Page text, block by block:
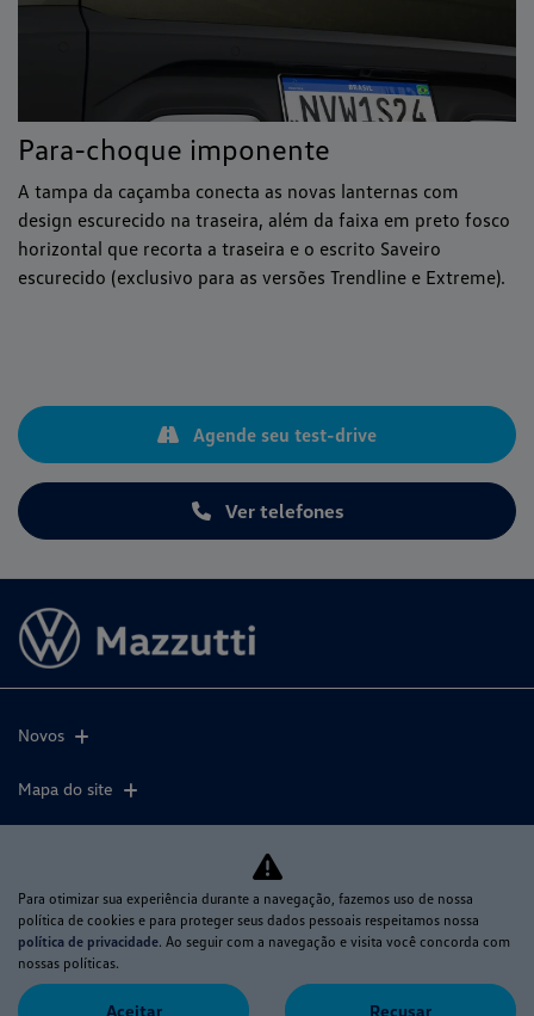
Para-choque imponente
A tampa da caçamba conecta as novas lanternas com
design escurecido na traseira, além da faixa em preto fosco
horizontal que recorta a traseira e o escrito Saveiro
escurecido (exclusivo para as versões Trendline e Extreme).
Ver telefones
Agende seu test-drive
Novos
Mapa do site
MAZZUTTI COMERCIO DE VEÍCULOS LTDA
CNPJ: 07.595.449/0001-99
Para otimizar sua experiência durante a navegação, fazemos uso de nossa
política de cookies e para proteger seus dados pessoais respeitamos nossa
política de privacidade. Ao seguir com a navegação e visita você concorda com
nossas políticas.
Aceitar Recusar